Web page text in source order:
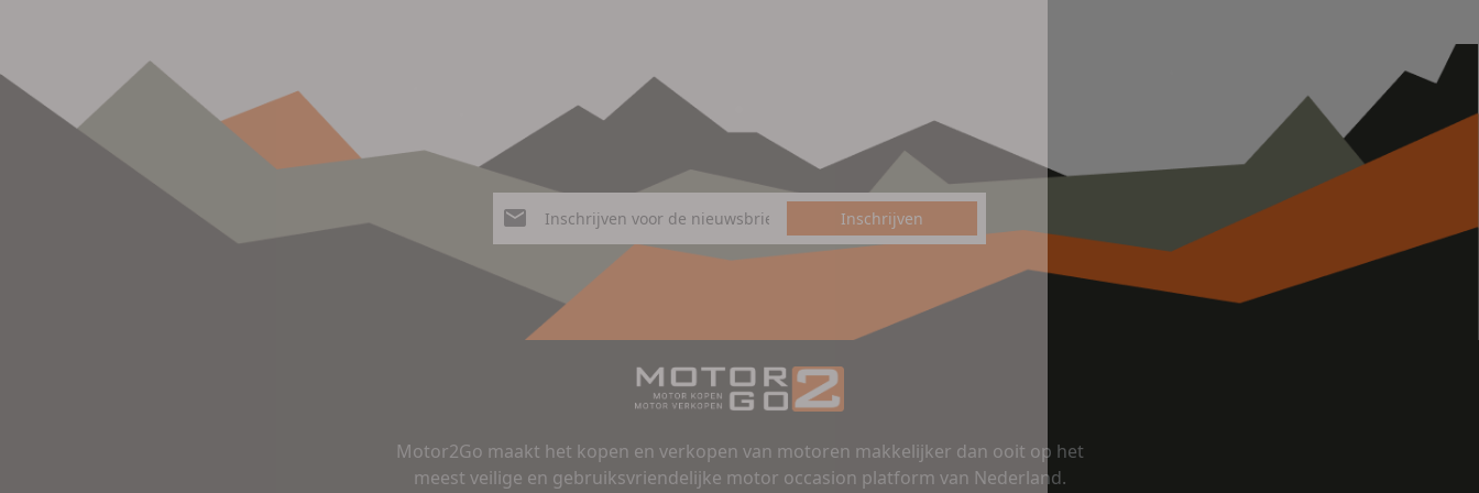
Inschrijven
Motor2Go maakt het kopen en verkopen van motoren makkelijker dan ooit op het
meest veilige en gebruiksvriendelijke motor occasion platform van Nederland.